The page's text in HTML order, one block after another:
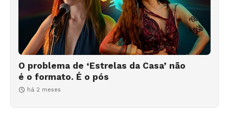
O problema de ‘Estrelas da Casa’ não
é o formato. É o pós
há 2 meses